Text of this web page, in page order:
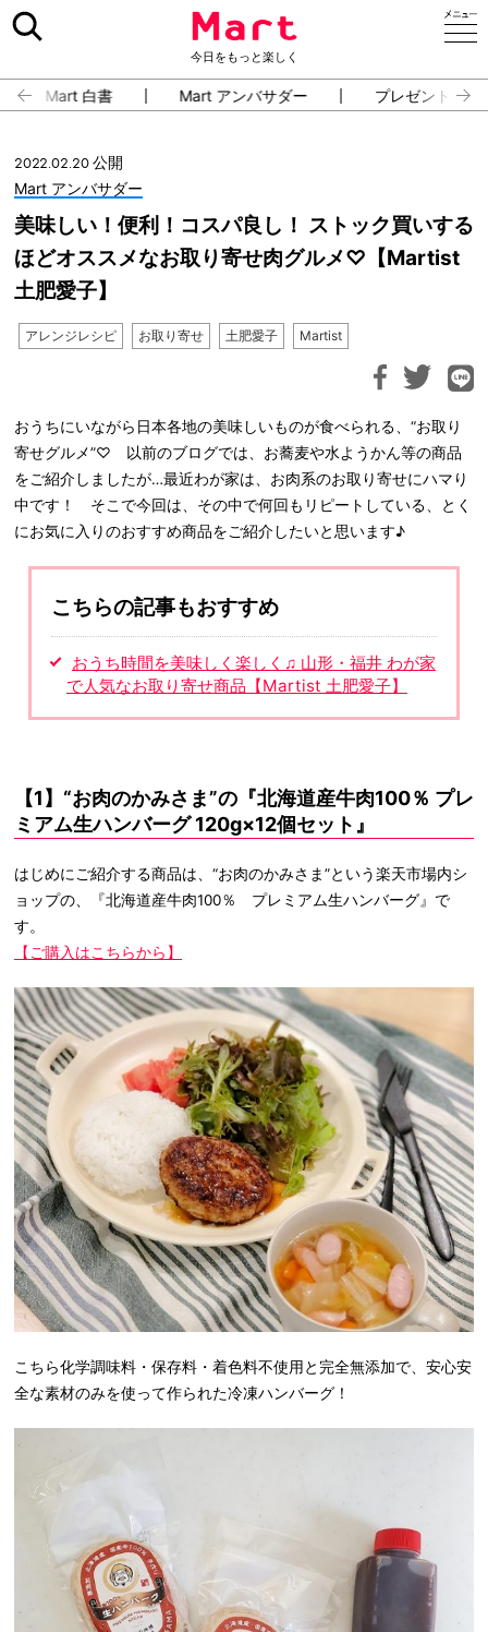
今日をもっと楽しく
Mart 白書 Mart アンバサダー プレゼント・イ
2022.02.20 公開
Mart アンバサダー
美味しい！便利！コスパ良し！ ストック買いする
ほどオススメなお取り寄せ肉グルメ♡【Martist
土肥愛子】
アレンジレシピ お取り寄せ 土肥愛子 Martist
おうちにいながら日本各地の美味しいものが食べられる、“お取り
寄せグルメ”♡ 以前のブログでは、お蕎麦や水ようかん等の商品
をご紹介しましたが…最近わが家は、お肉系のお取り寄せにハマり
中です！ そこで今回は、その中で何回もリピートしている、とく
にお気に入りのおすすめ商品をご紹介したいと思います♪
こちらの記事もおすすめ
おうち時間を美味しく楽しく♫ 山形・福井 わが家
で人気なお取り寄せ商品【Martist 土肥愛子】
【1】“お肉のかみさま”の『北海道産牛肉100％ プレ
ミアム生ハンバーグ 120g×12個セット』
はじめにご紹介する商品は、“お肉のかみさま”という楽天市場内シ
ョップの、『北海道産牛肉100％ プレミアム生ハンバーグ』で
す。
【ご購入はこちらから】
こちら化学調味料・保存料・着色料不使用と完全無添加で、安心安
全な素材のみを使って作られた冷凍ハンバーグ！